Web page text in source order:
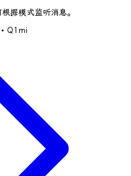
据模式监听消息。
• Q1mi